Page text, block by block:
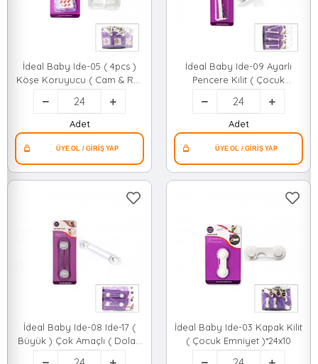
İdeal Baby Ide-05 ( 4pcs )
Köşe Koruyucu ( Cam & Raf
) ( Çocuk Emniyet )*24x10
Adet
İdeal Baby Ide-09 Ayarlı
Pencere Kilit ( Çocuk
Emniyet )*24x10
Adet
İdeal Baby Ide-08 Ide-17 (
Büyük ) Çok Amaçlı ( Dolap
& Çekmece ) Kilit ( Çoçuk
İdeal Baby Ide-03 Kapak Kilit
( Çocuk Emniyet )*24x10